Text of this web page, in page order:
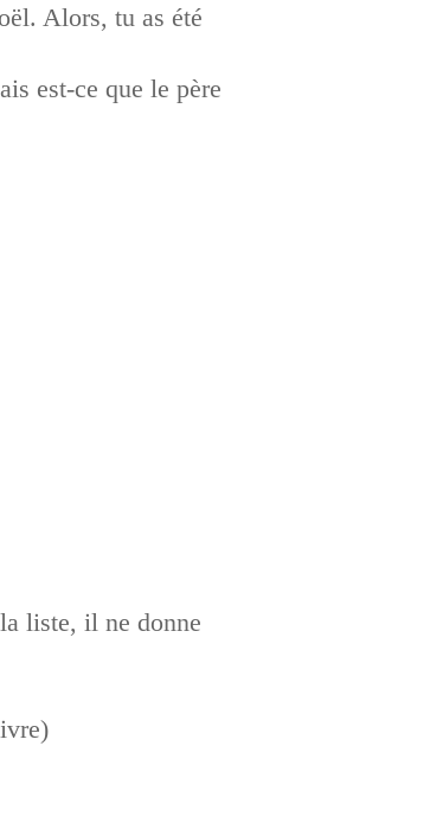
Alors, tu as été
est-ce que le père
liste, il ne donne